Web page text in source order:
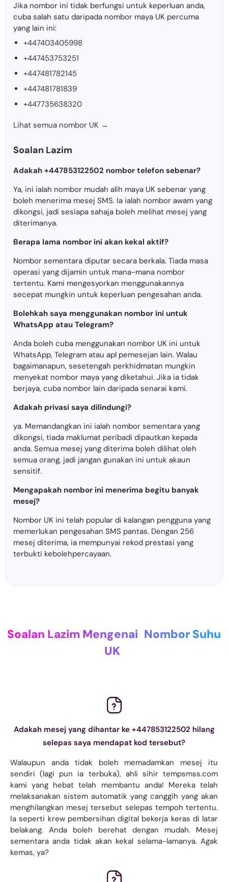
Jika nombor ini tidak berfungsi untuk keperluan anda,
cuba salah satu daripada nombor maya UK percuma
yang lain ini:
+447403405998
+447453753251
+447481782145
+447481781839
+447735638320
Lihat semua nombor UK →
Soalan Lazim
Adakah +447853122502 nombor telefon sebenar?
Ya, ini ialah nombor mudah alih maya UK sebenar yang
boleh menerima mesej SMS. Ia ialah nombor awam yang
dikongsi, jadi sesiapa sahaja boleh melihat mesej yang
diterimanya.
Berapa lama nombor ini akan kekal aktif?
Nombor sementara diputar secara berkala. Tiada masa
operasi yang dijamin untuk mana-mana nombor
tertentu. Kami mengesyorkan menggunakannya
secepat mungkin untuk keperluan pengesahan anda.
Bolehkah saya menggunakan nombor ini untuk
WhatsApp atau Telegram?
Anda boleh cuba menggunakan nombor UK ini untuk
WhatsApp, Telegram atau apl pemesejan lain. Walau
bagaimanapun, sesetengah perkhidmatan mungkin
menyekat nombor maya yang diketahui. Jika ia tidak
berjaya, cuba nombor lain daripada senarai kami.
Adakah privasi saya dilindungi?
ya. Memandangkan ini ialah nombor sementara yang
dikongsi, tiada maklumat peribadi dipautkan kepada
anda. Semua mesej yang diterima boleh dilihat oleh
semua orang, jadi jangan gunakan ini untuk akaun
sensitif.
Mengapakah nombor ini menerima begitu banyak
mesej?
Nombor UK ini telah popular di kalangan pengguna yang
memerlukan pengesahan SMS pantas. Dengan 256
mesej diterima, ia mempunyai rekod prestasi yang
terbukti kebolehpercayaan.
Soalan Lazim Mengenai Nombor Suhu
UK
Adakah mesej yang dihantar ke +447853122502 hilang
selepas saya mendapat kod tersebut?
Walaupun anda tidak boleh memadamkan mesej itu
sendiri (lagi pun ia terbuka), ahli sihir tempsmss.com
kami yang hebat telah membantu anda! Mereka telah
melaksanakan sistem automatik yang canggih yang akan
menghilangkan mesej tersebut selepas tempoh tertentu.
Ia seperti krew pembersihan digital bekerja keras di latar
belakang. Anda boleh berehat dengan mudah. Mesej
sementara anda tidak akan kekal selama-lamanya. Agak
kemas, ya?